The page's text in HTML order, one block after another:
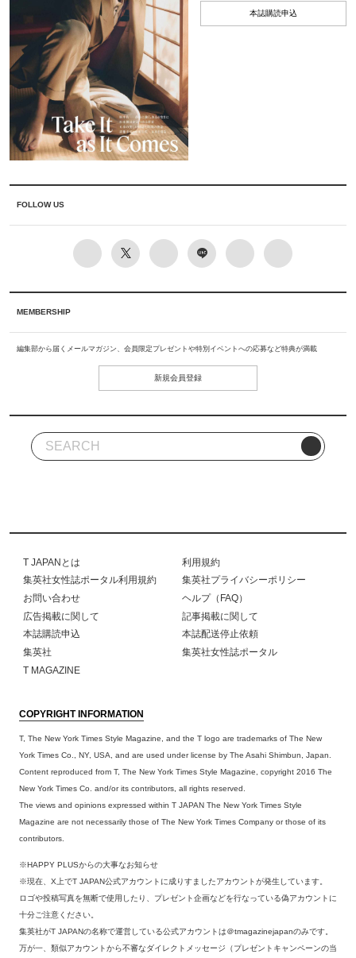
本誌購読申込
FOLLOW US
MEMBERSHIP
編集部から届くメールマガジン、会員限定プレゼントや特別イベントへの応募など特典が満載
新規会員登録
T JAPANとは
利用規約
集英社女性誌ポータル利用規約
集英社プライバシーポリシー
お問い合わせ
ヘルプ（FAQ）
広告掲載に関して
記事掲載に関して
本誌購読申込
本誌配送停止依頼
集英社
集英社女性誌ポータル
T MAGAZINE
COPYRIGHT INFORMATION
T, The New York Times Style Magazine, and the T logo are trademarks of The New
York Times Co., NY, USA, and are used under license by The Asahi Shimbun, Japan.
Content reproduced from T, The New York Times Style Magazine, copyright 2016 The
New York Times Co. and/or its contributors, all rights reserved.
The views and opinions expressed within T JAPAN The New York Times Style
Magazine are not necessarily those of The New York Times Company or those of its
contributors.
※HAPPY PLUSからの大事なお知らせ
※現在、X上でT JAPAN公式アカウントに成りすましたアカウントが発生しています。
ロゴや投稿写真を無断で使用したり、プレゼント企画などを行なっている偽アカウントに
十分ご注意ください。
集英社がT JAPANの名称で運営している公式アカウントは＠tmagazinejapanのみです。
万が一、類似アカウントから不審なダイレクトメッセージ（プレゼントキャンペーンの当